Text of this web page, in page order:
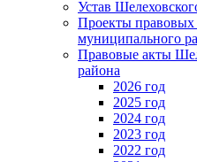
Устав
Проекты правовых
муниципального
Правовые акты
района
2026 год
2025 год
2024 год
2023 год
2022 год